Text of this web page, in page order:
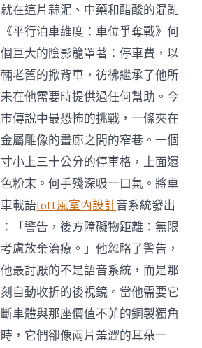
在這片蒜泥、中藥和醋酸的混亂
平行泊車維度：車位爭奪戰》何
巨大的陰影籠罩著：停車費，以
老舊的掀背車，彷彿繼承了他所
在他需要時提供過任何幫助。今
傳說中最恐怖的挑戰，一條夾在
屬雕像的畫廊之間的窄巷。一個
小上三十公分的停車格，上面還
粉末。何手殘深吸一口氣。將車
載語loft風室內設計音系統發出
「警告，後方障礙物距離：無限
慮放棄治療。」他忽略了警告，
最討厭的不是語音系統，而是那
自動收折的後視鏡。當他需要它
車體與那座價值不菲的銅製獨角
，它們卻像兩片羞澀的耳朵一